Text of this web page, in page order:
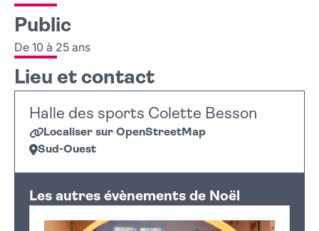
Public
De 10 à 25 ans
Lieu et contact
Halle des sports Colette Besson
Localiser sur OpenStreetMap
Sud-Ouest
+
−
Les autres évènements de Noël